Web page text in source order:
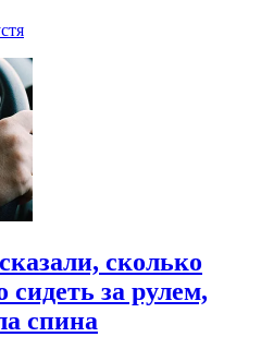
сколько
за рулем,
спина